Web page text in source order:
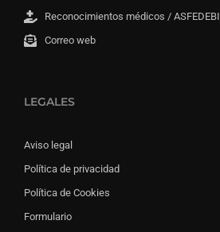
Reconocimientos médicos / ASFEDEBI
Correo web
LEGALES
Aviso legal
Política de privacidad
Política de Cookies
Formulario